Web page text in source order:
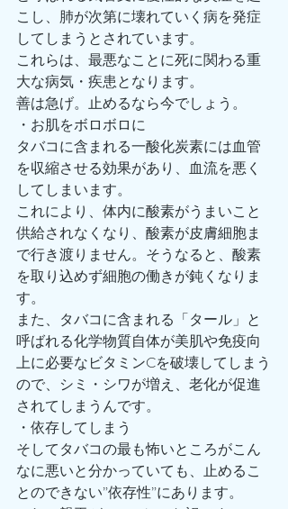
こし、肺が次第に壊れていく病を発症
してしまうとされています。
これらは、最悪なことに死に関わる重
大な病気・疾患となります。
善は急げ。止めるなら今でしょう。
・お肌をボロボロに
タバコに含まれる一酸化炭素には血管
を収縮させる効果があり、血流を悪く
してしまいます。
これにより、体内に酸素がうまいこと
供給されなくなり、酸素が皮膚細胞ま
で行き渡りません。そうなると、酸素
を取り込めず細胞の働きが鈍くなりま
す。
また、タバコに含まれる「タール」と
呼ばれる化学物質自体が美肌や免疫向
上に必要なビタミンCを破壊してしまう
ので、シミ・シワが増え、老化が促進
されてしまうんです。
・依存してしまう
そしてタバコの最も怖いところがこん
なに悪いと分かっていても、止めるこ
とのできない”依存性”にあります。